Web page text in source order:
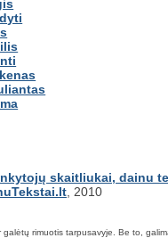
, 2010
rimuotis tarpusavyje. Be to,